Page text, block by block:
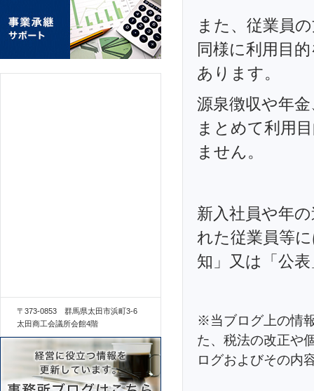
また、従業員
同様に利用目
あります。
源泉徴収や年
まとめて利用
ません。
新入社員や年
れた従業員等
知」又は「公
※当ブログ上の情
た、税法の改正や
ログおよびその内
〒373-0853 群馬県太田市浜町3-6
太田商工会議所会館4階